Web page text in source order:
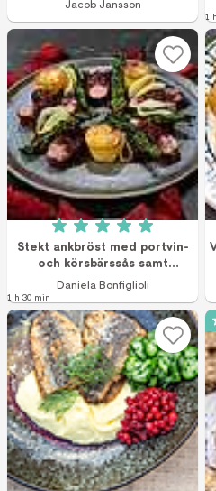
Jacob Jansson
1
Betyg: 5 av 5 (8
Stekt ankbröst med portvin-
och körsbärssås samt
potatisfondant
Daniela Bonfiglioli
1 h 30 min